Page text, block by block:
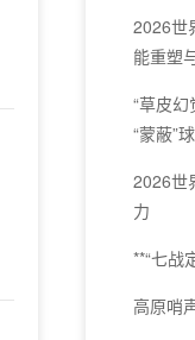
2026世
能重塑
“草皮
“蒙蔽”
2026世
力
**“七战
高原哨